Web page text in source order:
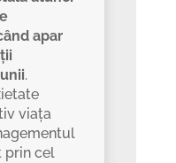
apar
.
viața
prin cel